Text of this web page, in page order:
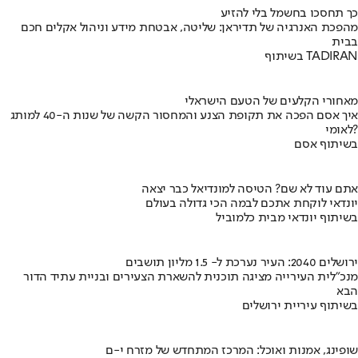
כך תחסכו בחשמל בלי להזיע
מהפכת האנרגיה של תדיראן: שליטה, אבטחת מידע וניהול אקלים חכם
בבית
בשיתוף TADIRAN
מאחורי הקלעים של הטעם הישראלי
איך אסם הפכה את תקופת הצנע והמחסור הקשה של שנות ה-40 למותג
לאומי?
בשיתוף אסם
אתם עוד לא שם? הטיסה למונדיאל כבר יצאה
יונדאי לוקחת אתכם לבמה הכי גדולה בעולם
בשיתוף יונדאי מבית כלמוביל
ירושלים 2040: העיר נערכת ל- 1.5 מליון תושבים
מנכ"לית העירייה מציגה תוכנית להשארת הצעירים ובניית עתיד הדור
הבא
בשיתוף עיריית ירושלים
שופינג, אמנות ואוכל: המרכז המתחדש של מזרח י-ם